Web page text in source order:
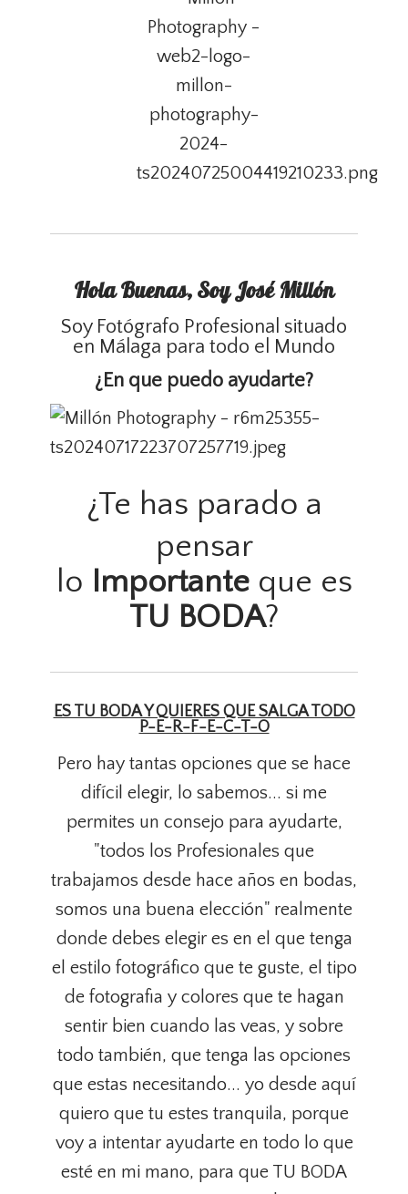
Hola Buenas, Soy José Millón
Soy Fotógrafo Profesional situado
en Málaga para todo el Mundo
¿En que puedo ayudarte?
¿Te has parado a
pensar
lo Importante que es
TU BODA?
ES TU BODA Y QUIERES QUE SALGA TODO
P-E-R-F-E-C-T-O
Pero hay tantas opciones que se hace
difícil elegir, lo sabemos... si me
permites un consejo para ayudarte,
"todos los Profesionales que
trabajamos desde hace años en bodas,
somos una buena elección" realmente
donde debes elegir es en el que tenga
el estilo fotográfico que te guste, el tipo
de fotografia y colores que te hagan
sentir bien cuando las veas, y sobre
todo también, que tenga las opciones
que estas necesitando... yo desde aquí
quiero que tu estes tranquila, porque
voy a intentar ayudarte en todo lo que
esté en mi mano, para que TU BODA